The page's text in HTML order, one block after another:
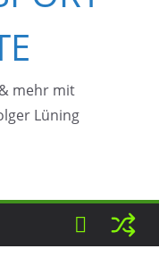
mehr mit
Lüning